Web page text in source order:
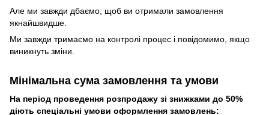
Але ми завжди дбаємо, щоб ви отримали замовлення
якнайшвидше.
Ми завжди тримаємо на контролі процес і повідомимо, якщо
виникнуть зміни.
Мінімальна сума замовлення та умови
На період проведення розпродажу зі знижками до 50%
діють спеціальні умови оформлення замовлень: